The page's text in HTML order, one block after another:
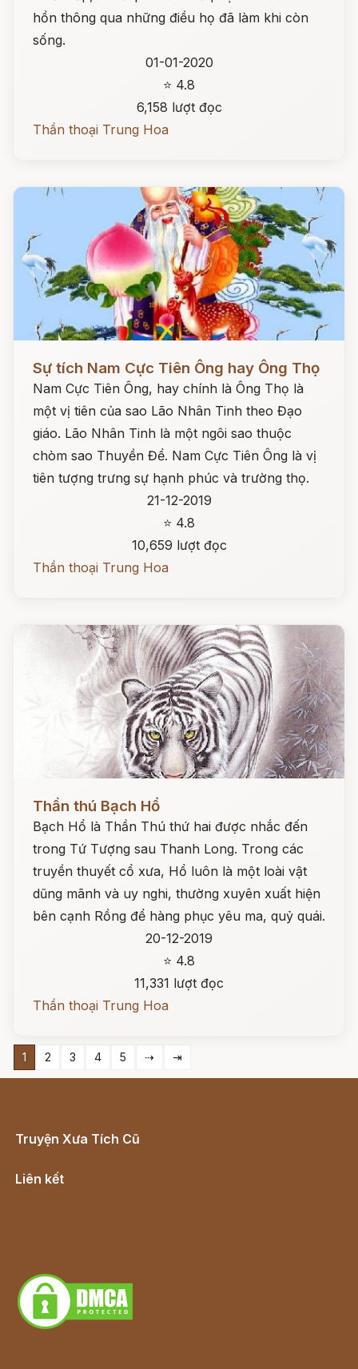
hồn thông qua những điều họ đã làm khi còn
sống.
01-01-2020
⭐ 4.8
6,158 lượt đọc
Thần thoại Trung Hoa
Sự tích Nam Cực Tiên Ông hay Ông Thọ
Nam Cực Tiên Ông, hay chính là Ông Thọ là
một vị tiên của sao Lão Nhân Tinh theo Đạo
giáo. Lão Nhân Tinh là một ngôi sao thuộc
chòm sao Thuyền Để. Nam Cực Tiên Ông là vị
tiên tượng trưng sự hạnh phúc và trường thọ.
21-12-2019
⭐ 4.8
10,659 lượt đọc
Thần thoại Trung Hoa
Đọc ngay
Thần thú Bạch Hổ
Bạch Hổ là Thần Thú thứ hai được nhắc đến
trong Tứ Tượng sau Thanh Long. Trong các
truyền thuyết cổ xưa, Hổ luôn là một loài vật
dũng mãnh và uy nghi, thường xuyên xuất hiện
bên cạnh Rồng để hàng phục yêu ma, quỷ quái.
20-12-2019
⭐ 4.8
11,331 lượt đọc
Thần thoại Trung Hoa
1 2 3 4 5 ⇢ ⇥
Truyện Xưa Tích Cũ
Liên kết